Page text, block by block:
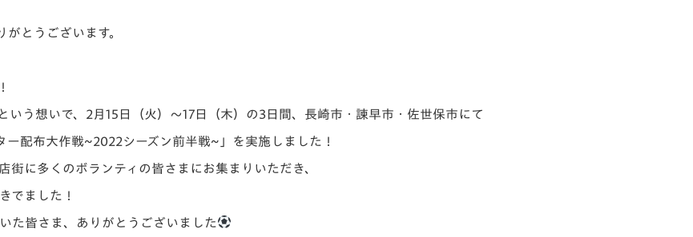
V-EXPRESS（ユニフ
とうございます。
いう想いで、2月15日（火）～17日（木）の3日間、長崎市・諫早市・佐世保市にて
ー配布大作戦~2022シーズン前半戦~」 を実施しました！
に多くのボランティの皆さまにお集まりいただき、
でました！
た皆さま、ありがとうございました